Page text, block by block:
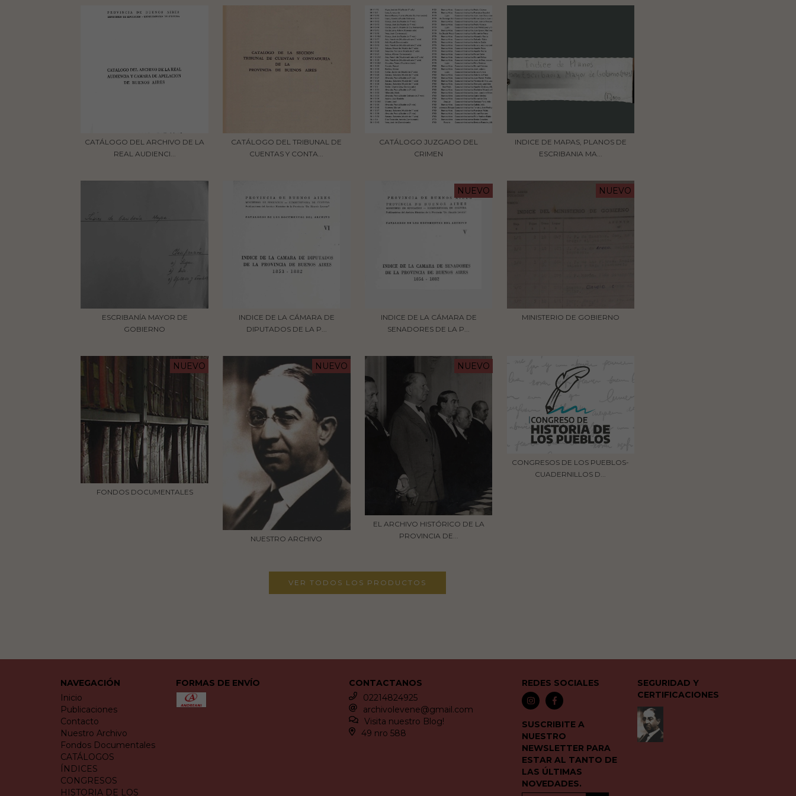
todas las personas que, año tras año,
encuentran en el Archivo un espacio para
descubrir, preservar y compartir.
CATÁLOGO DEL ARCHIVO DE LA
REAL AUDIENCI...
CATÁLOGO DEL TRIBUNAL DE
CUENTAS Y CONTA...
CATÁLOGO JUZGADO DEL
CRIMEN
INDICE DE MAPAS, PLANOS DE
ESCRIBANIA MA...
ESCRIBANÍA MAYOR DE
GOBIERNO
INDICE DE LA CÁMARA DE
DIPUTADOS DE LA P...
NUEVO
INDICE DE LA CÁMARA DE
SENADORES DE LA P...
NUEVO
MINISTERIO DE GOBIERNO
NUEVO
FONDOS DOCUMENTALES
NUEVO
NUESTRO ARCHIVO
NUEVO
EL ARCHIVO HISTÓRICO DE LA
PROVINCIA DE...
CONGRESOS DE LOS PUEBLOS-
CUADERNILLOS D...
VER TODOS LOS PRODUCTOS
NAVEGACIÓN
Inicio
Publicaciones
Contacto
Nuestro Archivo
Fondos Documentales
CATÁLOGOS
ÍNDICES
CONGRESOS
HISTORIA DE LOS
FORMAS DE ENVÍO
CONTACTANOS
02214824925
archivolevene@gmail.com
Visita nuestro Blog!
49 nro 588
REDES SOCIALES
SUSCRIBITE A
NUESTRO
NEWSLETTER PARA
ESTAR AL TANTO DE
LAS ÚLTIMAS
NOVEDADES.
SEGURIDAD Y
CERTIFICACIONES